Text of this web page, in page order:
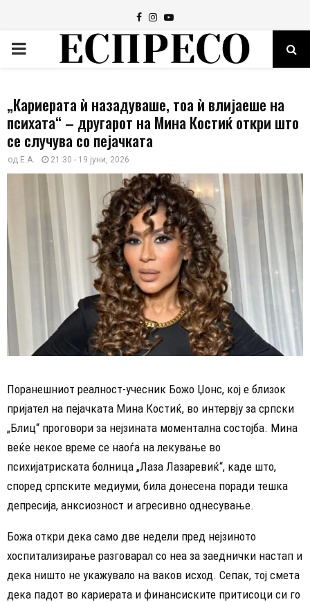
Facebook
Instagram
Youtube
PRIMARY
„Кариерата ѝ назадуваше, тоа ѝ влијаеше на
психата“ – другарот на Мина Костиќ откри што
се случува со пејачката
од E.A. 21:30 - 19 јуни, 2026
Поранешниот реалност-учесник Божо Џонс, кој е близок
пријател на пејачката Мина Костиќ, во интервју за српски
„Блиц“ проговори за нејзината моментална состојба. Мина
веќе некое време се наоѓа на лекување во
психијатриската болница „Лаза Лазаревиќ“, каде што,
според српските медиуми, била донесена поради тешка
депресија, анксиозност и агресивно однесување.
Божа откри дека само две недели пред нејзиното
хоспитализирање разговарал со неа за заеднички настап и
дека ништо не укажувало на ваков исход. Сепак, тој смета
дека падот во кариерата и финансиските притисоци си го